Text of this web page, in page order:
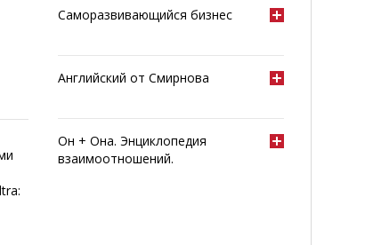
Саморазвивающийся бизнес
Английский от Смирнова
Он + Она. Энциклопедия
взаимоотношений.